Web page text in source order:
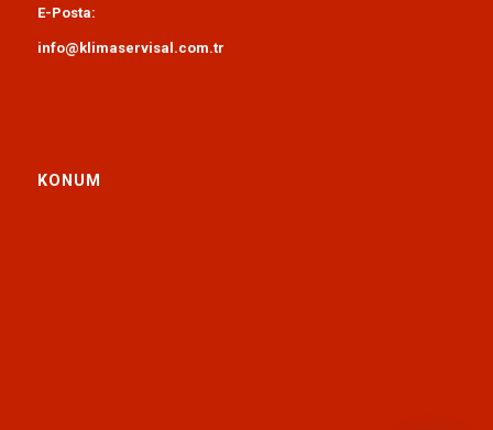
E-Posta:
info@klimaservisal.com.tr
KONUM